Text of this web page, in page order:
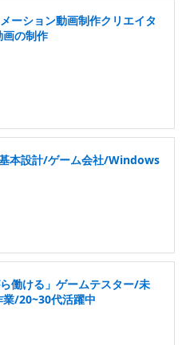
ーション動画制作クリエイタ
の制作
本設計/ゲーム会社/Windows
働ける」ゲームテスター/未
/20~30代活躍中